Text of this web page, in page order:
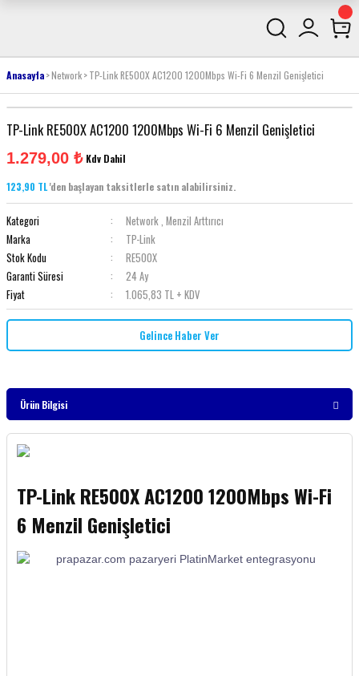
Anasayfa Network TP-Link RE500X AC1200 1200Mbps Wi-Fi 6 Menzil Genişletici
TP-Link RE500X AC1200 1200Mbps Wi-Fi 6 Menzil Genişletici
1.279,00 ₺ Kdv Dahil
123,90 TL'den başlayan taksitlerle satın alabilirsiniz.
Kategori Network, Menzil Arttırıcı
Marka
TP-Link
Stok Kodu
RE500X
Garanti Süresi
24 Ay
Fiyat
1.065,83 TL + KDV
Gelince Haber Ver
Ürün Bilgisi
TP-Link RE500X AC1200 1200Mbps Wi-Fi
6 Menzil Genişletici